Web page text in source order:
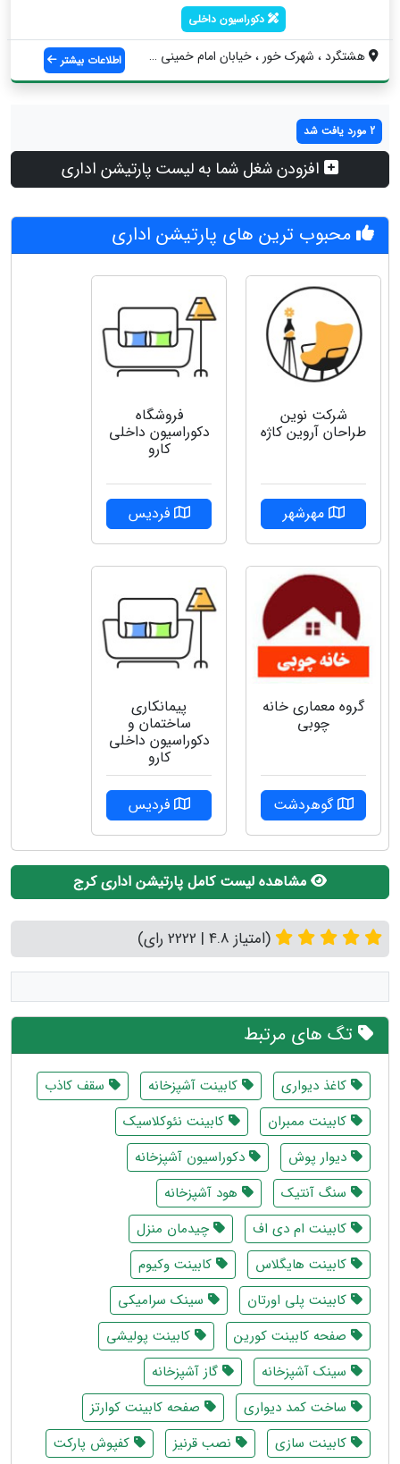
دکوراسیون داخلی
هشتگرد ، شهرک خور ، خیابان امام خمینی ، ... اطلاعات بیشتر
2 مورد یافت شد
افزودن شغل شما به لیست پارتیشن اداری
محبوب ترین های پارتیشن اداری
شرکت نوین
طراحان آروین کاژه
مهرشهر
فروشگاه
دکوراسیون داخلی
کارو
فردیس
گروه‌ معماری خانه
چوبی
گوهردشت
پیمانکاری
ساختمان و
دکوراسیون داخلی
کارو
فردیس
مشاهده لیست کامل پارتیشن اداری کرج
(امتیاز 4.8 | 2222 رای)
تگ های مرتبط
کاغذ دیواری کابینت آشپزخانه
سقف کاذب
کابینت ممبران
کابینت نئوکلاسیک
دیوار پوش
دکوراسیون آشپزخانه
سنگ آنتیک
هود آشپزخانه
کابینت ام دی اف
چیدمان منزل
کابینت هایگلاس
کابینت وکیوم
کابینت پلی اورتان
سینک سرامیکی
صفحه کابینت کورین
کابینت پولیشی
سینک آشپزخانه
گاز آشپزخانه
ساخت کمد دیواری
صفحه کابینت کوارتز
کابینت سازی
نصب قرنیز کفپوش پارکت